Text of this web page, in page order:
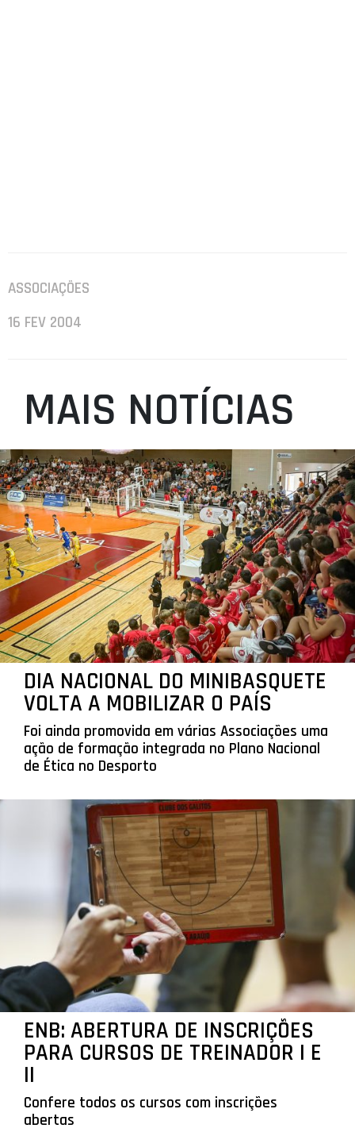
ASSOCIAÇÕES
16 FEV 2004
MAIS NOTÍCIAS
DIA NACIONAL DO MINIBASQUETE
VOLTA A MOBILIZAR O PAÍS
Foi ainda promovida em várias Associações uma
ação de formação integrada no Plano Nacional
de Ética no Desporto
ENB: ABERTURA DE INSCRIÇÕES
PARA CURSOS DE TREINADOR I E
II
Confere todos os cursos com inscrições
abertas